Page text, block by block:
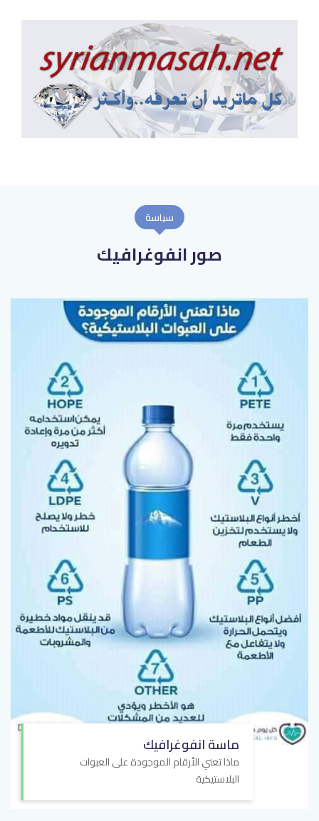
سياسة
صور انفوغرافيك
ماسة انفوغرافيك
ماذا تعني الأرقام الموجودة على العبوات
البلاستيكية